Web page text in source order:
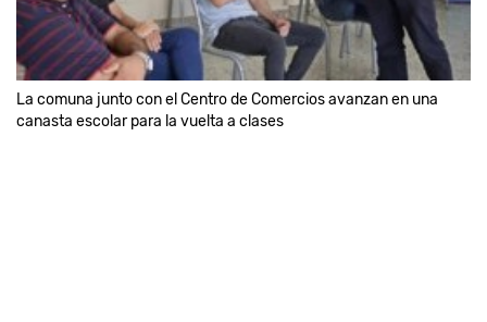
La comuna junto con el Centro de Comercios avanzan en una
canasta escolar para la vuelta a clases